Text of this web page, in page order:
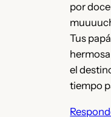
por
Tus
el
tiempo